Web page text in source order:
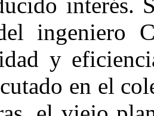
ingeniero
y
en el